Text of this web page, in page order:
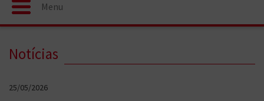
Menu
Notícias
25/05/2026